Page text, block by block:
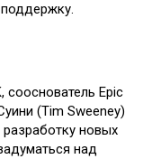
Epic
(Tim Sweeney)
новых
над